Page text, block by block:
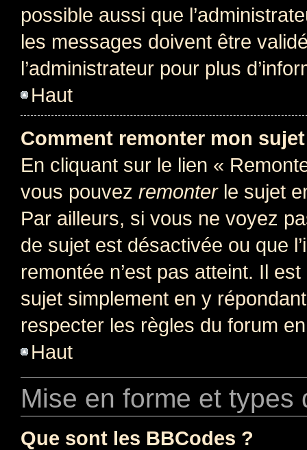
possible aussi que
les messages doivent être
l’administrateur pour plus
Haut
Comment remonter mon
En cliquant sur le lien «
vous pouvez remonterle sujet
Par ailleurs, si vous ne voyez
de sujet est désactivée ou que
remontée n’est pas atteint. Il
sujet simplement en y
respecter les règles du forum
Haut
Mise en forme et types
Que sont les BBCodes ?